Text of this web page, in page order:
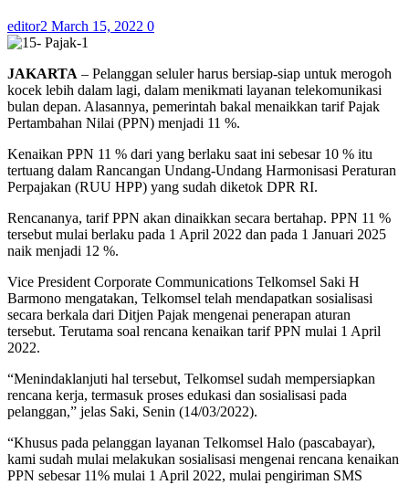
editor2 March 15, 2022 0
JAKARTA – Pelanggan seluler harus bersiap-siap untuk merogoh
kocek lebih dalam lagi, dalam menikmati layanan telekomunikasi
bulan depan. Alasannya, pemerintah bakal menaikkan tarif Pajak
Pertambahan Nilai (PPN) menjadi 11 %.
Kenaikan PPN 11 % dari yang berlaku saat ini sebesar 10 % itu
tertuang dalam Rancangan Undang-Undang Harmonisasi Peraturan
Perpajakan (RUU HPP) yang sudah diketok DPR RI.
Rencananya, tarif PPN akan dinaikkan secara bertahap. PPN 11 %
tersebut mulai berlaku pada 1 April 2022 dan pada 1 Januari 2025
naik menjadi 12 %.
Vice President Corporate Communications Telkomsel Saki H
Barmono mengatakan, Telkomsel telah mendapatkan sosialisasi
secara berkala dari Ditjen Pajak mengenai penerapan aturan
tersebut. Terutama soal rencana kenaikan tarif PPN mulai 1 April
2022.
“Menindaklanjuti hal tersebut, Telkomsel sudah mempersiapkan
rencana kerja, termasuk proses edukasi dan sosialisasi pada
pelanggan,” jelas Saki, Senin (14/03/2022).
“Khusus pada pelanggan layanan Telkomsel Halo (pascabayar),
kami sudah mulai melakukan sosialisasi mengenai rencana kenaikan
PPN sebesar 11% mulai 1 April 2022, mulai pengiriman SMS